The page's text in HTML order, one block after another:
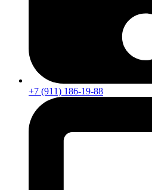
+7 (911) 186-19-88